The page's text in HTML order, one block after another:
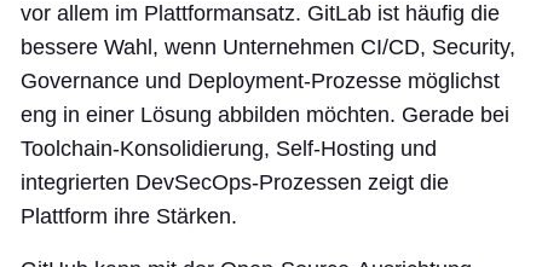
vor allem im Plattformansatz. GitLab ist häufig die
bessere Wahl, wenn Unternehmen CI/CD, Security,
Governance und Deployment-Prozesse möglichst
eng in einer Lösung abbilden möchten. Gerade bei
Toolchain-Konsolidierung, Self-Hosting und
integrierten DevSecOps-Prozessen zeigt die
Plattform ihre Stärken.